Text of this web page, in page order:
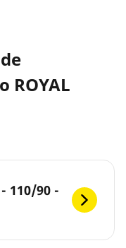
ROYAL
110/90 -